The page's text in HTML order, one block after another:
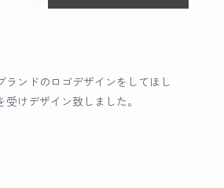
ランドのロゴデザインをしてほし
けデザイン致しました。